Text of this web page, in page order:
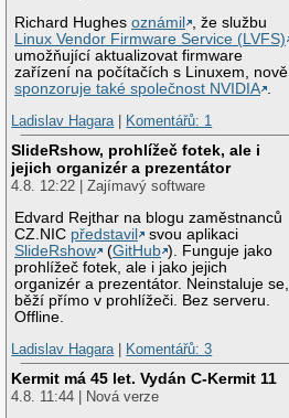
Richard Hughesoznámil
, že službu
Linux Vendor Firmware Service (LVFS)
umožňující aktualizovat firmware
zařízení na počítačích s Linuxem, nově
sponzoruje také společnost NVIDIA
Ladislav Hagara| Komentářů: 1
SlideRshow, prohlížeč fotek, ale i
jejich organizér a prezentátor
4.8. 12:22 | Zajímavý software
Edvard Rejthar na blogu zaměstnanců
CZ.NIC představil
svou aplikaci
SlideRshow
(GitHub ). Funguje jako
prohlížeč fotek, ale i jako jejich
organizér a prezentátor. Neinstaluje se,
běží přímo v prohlížeči. Bez serveru.
Offline.
Ladislav Hagara| Komentářů: 3
Kermit má 45 let. Vydán C-Kermit 11
4.8. 11:44 | Nová verze